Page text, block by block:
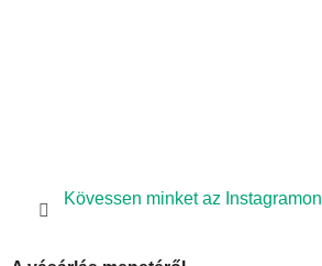
Kövessen minket az Instagramon